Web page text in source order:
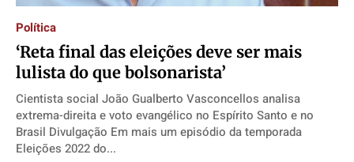
Política
‘Reta final das eleições deve ser mais
lulista do que bolsonarista’
Cientista social João Gualberto Vasconcellos analisa
extrema-direita e voto evangélico no Espírito Santo e no
Brasil Divulgação Em mais um episódio da temporada
Eleições 2022 do...